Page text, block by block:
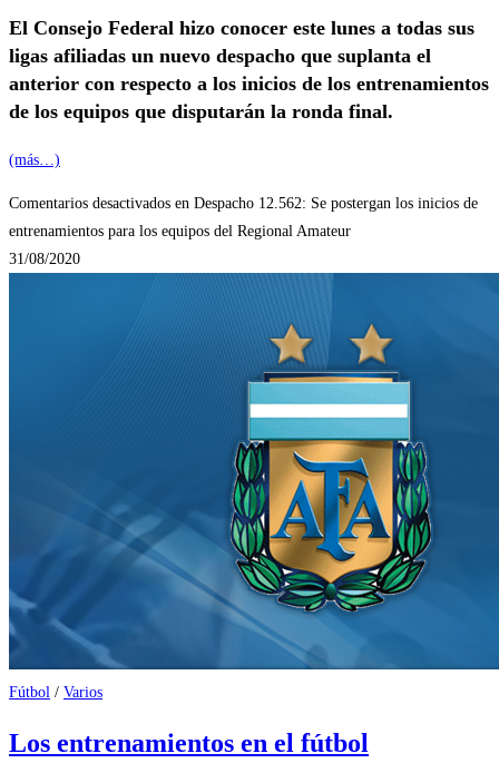
El Consejo Federal hizo conocer este lunes a todas sus
ligas afiliadas un nuevo despacho que suplanta el
anterior con respecto a los inicios de los entrenamientos
de los equipos que disputarán la ronda final.
(más…)
Comentarios desactivados en Despacho 12.562: Se postergan los inicios de
entrenamientos para los equipos del Regional Amateur
31/08/2020
Fútbol / Varios
Los entrenamientos en el fútbol